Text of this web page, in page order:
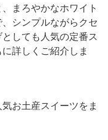
まろやかなホワイト
シンプルながらクセ
しても人気の定番ス
詳しくご紹介しま
お土産スイーツをま